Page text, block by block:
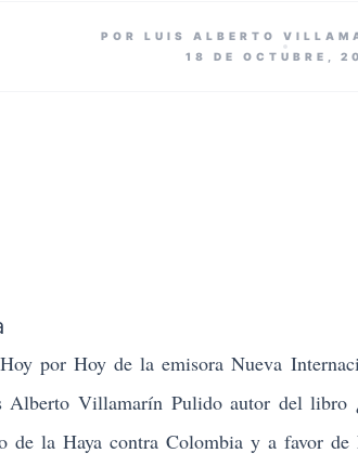
POR LUIS ALBERTO
18 DE OCTUBRE,
por Hoy de la emisora Nueva
Alberto Villamarín Pulido autor del libro
de la Haya contra Colombia y a favor de